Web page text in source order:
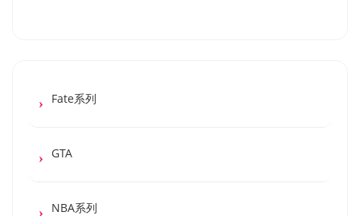
Fate系列
GTA
NBA系列